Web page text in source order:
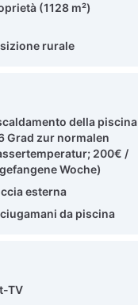
(1128 m²)
rurale
della piscina
Grad zur normalen
200€ /
Woche)
esterna
da piscina
TV